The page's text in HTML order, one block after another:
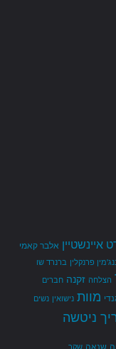
איינשטיין אלבר קאמי
פרנקלין ברנרד שו
הצלחה זקנה חברים
מוות נישואין נשים
ניטשה
שנאה שקר